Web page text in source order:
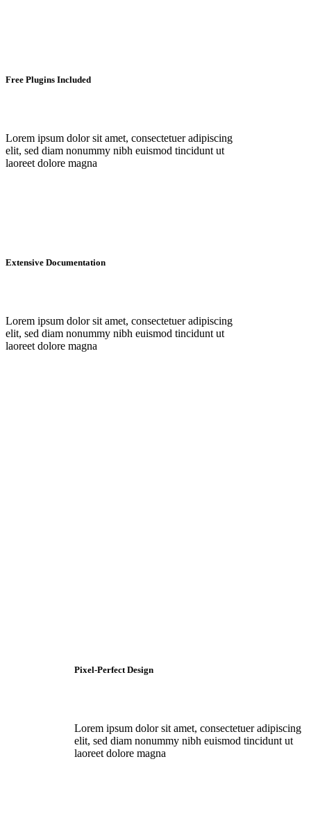
Free Plugins Included
Lorem ipsum dolor sit amet, consectetuer adipiscing
elit, sed diam nonummy nibh euismod tincidunt ut
laoreet dolore magna
Extensive Documentation
Lorem ipsum dolor sit amet, consectetuer adipiscing
elit, sed diam nonummy nibh euismod tincidunt ut
laoreet dolore magna
Pixel-Perfect Design
Lorem ipsum dolor sit amet, consectetuer adipiscing
elit, sed diam nonummy nibh euismod tincidunt ut
laoreet dolore magna